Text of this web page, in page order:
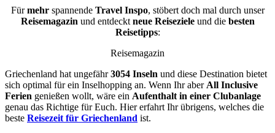
Fürmehrspannende Travel Inspo, stöbert doch mal durch unser
Reisemagazin und entdeckt neue Reisezieleund die besten
Reisetipps:
Reisemagazin
Griechenland hat ungefähr3054 Inseln und diese Destination bietet
sich optimal für ein Inselhopping an. Wenn Ihr aber All Inclusive
Ferien genießen wollt, wäre ein Aufenthalt in einer Clubanlage
genau das Richtige für Euch. Hier erfahrt Ihr übrigens, welches die
beste Reisezeit für Griechenland ist.